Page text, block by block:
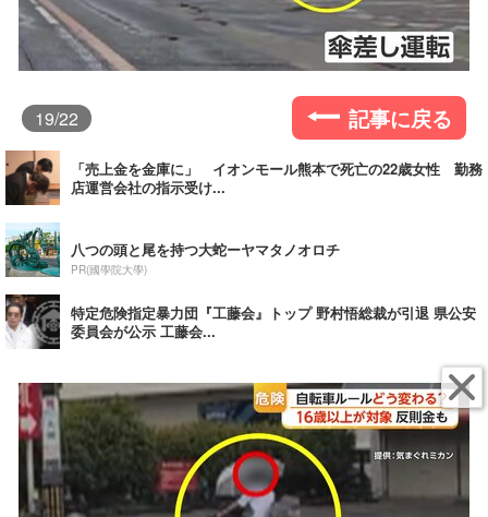
19/22 記事に戻る
「売上金を金庫に」 イオンモール熊本で死亡の22歳女性 勤務
店運営会社の指示受け...
八つの頭と尾を持つ大蛇ーヤマタノオロチ
PR(國學院大學)
特定危険指定暴力団『工藤会』トップ 野村悟総裁が引退 県公安
委員会が公示 工藤会...